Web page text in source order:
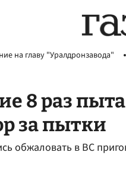
на главу "Уралдронзавода"
8 раз
за пытки
обжаловать в ВС